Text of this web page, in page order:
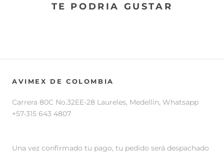
TE PODRIA GUSTAR
AVIMEX DE COLOMBIA
Carrera 80C No.32EE-28 Laureles, Medellin, Whatsapp
+57-315 643 4807
Una vez confirmado tu pago, tu pedido será despachado